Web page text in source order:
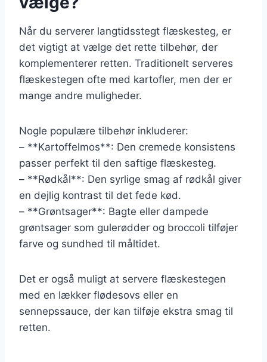
Når du serverer langtidsstegt flæskesteg, er
det vigtigt at vælge det rette tilbehør, der
komplementerer retten. Traditionelt serveres
flæskestegen ofte med kartofler, men der er
mange andre muligheder.
Nogle populære tilbehør inkluderer:
– **Kartoffelmos**: Den cremede konsistens
passer perfekt til den saftige flæskesteg.
– **Rødkål**: Den syrlige smag af rødkål giver
en dejlig kontrast til det fede kød.
– **Grøntsager**: Bagte eller dampede
grøntsager som gulerødder og broccoli tilføjer
farve og sundhed til måltidet.
Det er også muligt at servere flæskestegen
med en lækker flødesovs eller en
sennepssauce, der kan tilføje ekstra smag til
retten.